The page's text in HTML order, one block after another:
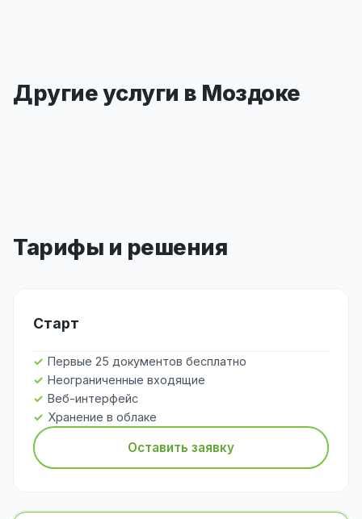
Другие услуги в Моздоке
Тарифы и решения
Старт
Первые 25 документов бесплатно
Неограниченные входящие
Веб-интерфейс
Хранение в облаке
Оставить заявку